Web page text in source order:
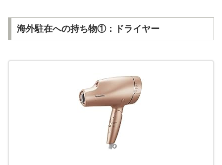
海外駐在への持ち物①：ドライヤー